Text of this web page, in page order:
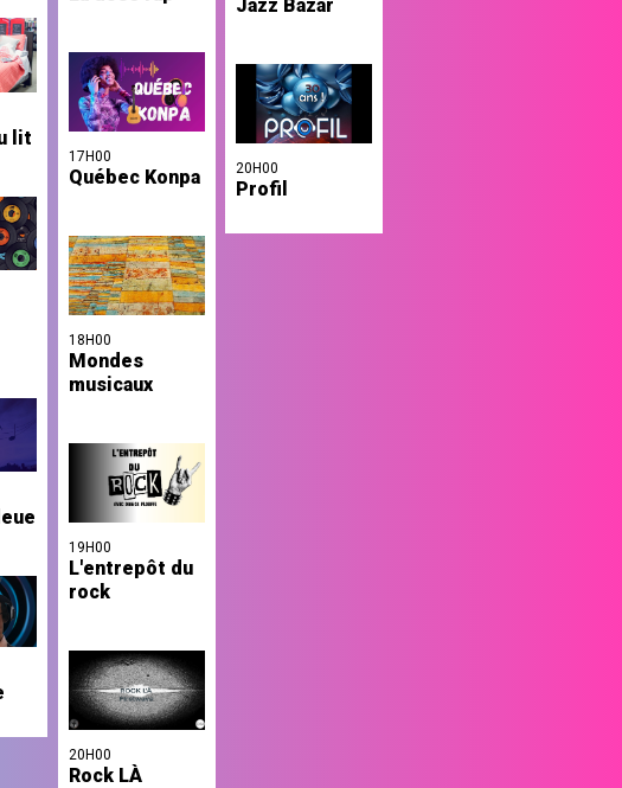
lit
17H00
Québec Konpa
18H00
Mondes
musicaux
19H00
L'entrepôt du
rock
20H00
Rock LÀ
Jazz Bazar
20H00
Profil